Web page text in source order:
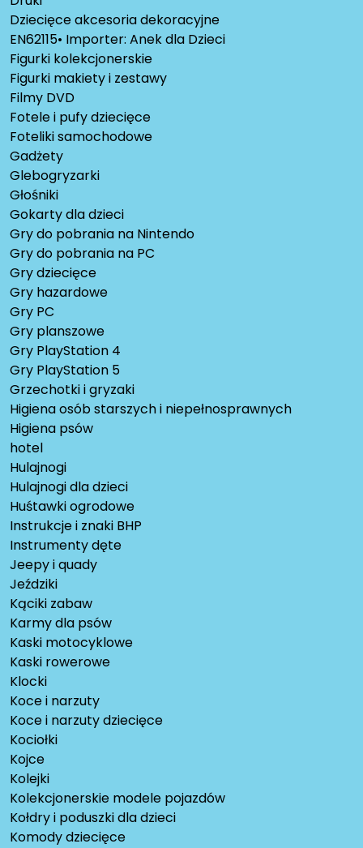
Dziecięce akcesoria dekoracyjne
EN62115• Importer: Anek dla Dzieci
Figurki kolekcjonerskie
Figurki makiety i zestawy
Filmy DVD
Fotele i pufy dziecięce
Foteliki samochodowe
Gadżety
Glebogryzarki
Głośniki
Gokarty dla dzieci
Gry do pobrania na Nintendo
Gry do pobrania na PC
Gry dziecięce
Gry hazardowe
Gry PC
Gry planszowe
Gry PlayStation 4
Gry PlayStation 5
Grzechotki i gryzaki
Higiena osób starszych i niepełnosprawnych
Higiena psów
hotel
Hulajnogi
Hulajnogi dla dzieci
Huśtawki ogrodowe
Instrukcje i znaki BHP
Instrumenty dęte
Jeepy i quady
Jeździki
Kąciki zabaw
Karmy dla psów
Kaski motocyklowe
Kaski rowerowe
Klocki
Koce i narzuty
Koce i narzuty dziecięce
Kociołki
Kojce
Kolejki
Kolekcjonerskie modele pojazdów
Kołdry i poduszki dla dzieci
Komody dziecięce